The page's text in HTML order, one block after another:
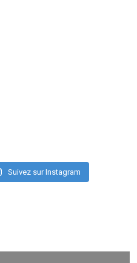
Suivez sur Instagram